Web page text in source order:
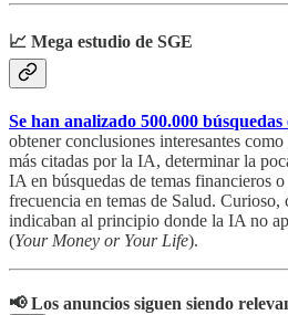
📈 Mega estudio de SGE
Se han analizado 500.000 búsquedas
obtener conclusiones interesantes
más citadas por la IA, determinar la
IA en búsquedas de temas financieros
frecuencia en temas de Salud.
indicaban al principio donde la IA no
(Your Money or Your Life).
📢 Los anuncios siguen siendo